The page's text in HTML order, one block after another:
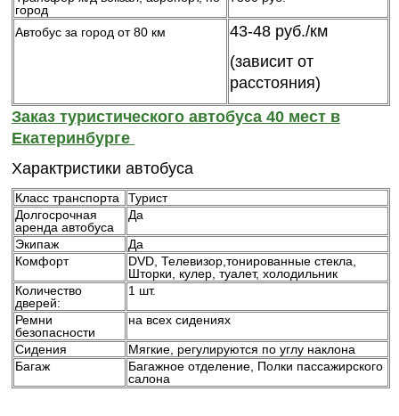
город
Автобус за город от 80 км
43-48 руб./км
(зависит от
расстояния)
Заказ туристического автобуса 40 мест в
Екатеринбурге
Характристики автобуса
Класс транспорта
Турист
Долгосрочная
аренда автобуса
Да
Экипаж
Да
Комфорт
DVD, Телевизор,тонированные стекла,
Шторки, кулер, туалет, холодильник
Количество
дверей:
1 шт.
Ремни
безопасности
на всех сидениях
Сидения
Мягкие, регулируются по углу наклона
Багаж
Багажное отделение, Полки пассажирского
салона